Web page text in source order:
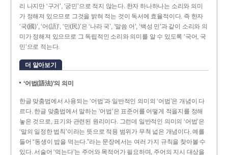
리 나지만 ‘구거’, ‘궁민’으로 적지 않는다. 한자 하나하나는 소리와 의미
가 정해져 있으므로 그것을 밝혀 적는 것이 독서에 효율적이다. 즉 한자
‘국(國)’, ‘어(語)’, ‘민(民)’은 ‘나라 국’, ‘말씀 어’, ‘백성 민’과 같이 소리와 의
미가 정해져 있으므로 그 독립적인 소리와 의미를 알 수 있도록 ‘국어, 국
민’으로 적는다.
더 알아보기
‘어법(語法)’의 의미
한글 맞춤법에서 사용되는 ‘어법’과 일반적인 의미의 ‘어법’은 개념이 다
르다. 한글 맞춤법에서 말하는 ‘어법’은 표준어를 어떻게 적을지를 정해
놓은 것으로, 표기와 관련된 원리이다. 그런데 일반적인 의미의 ‘어법’은
‘말의 일정한 법칙’이라는 뜻으로 적용 범위가 무척 넓은 개념이다. 예를
들어 “동생이 밥을 먹는다.”라는 문장에서는 여러 가지 규칙을 찾아볼 수
있다. 서술어 ‘먹는다’는 주어와 목적어가 필요하며, 주어의 지시 대상을